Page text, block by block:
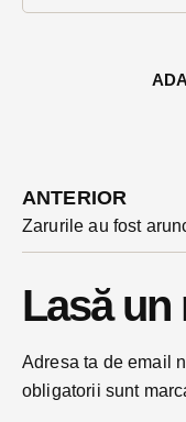
ANTERIOR
Lasă un
Adresa ta de email
obligatorii sunt